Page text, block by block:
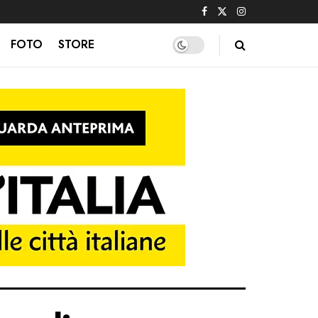
FOTO STORE